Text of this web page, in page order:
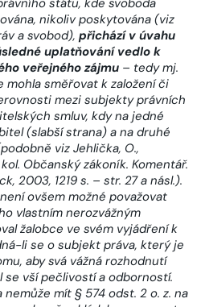
nikoliv poskytována (viz
a svobod), přichází v úvahu
uplatňování vedlo k
veřejného zájmu – tedy mj.
mohla směřovat k založení či
mezi subjekty právních
smluv, kdy na jedné
(slabší strana) a na druhé
viz Jehlička, O.,
Občanský zákoník. Komentář.
2003, 1219 s. – str. 27 a násl.).
ovšem možné považovat
vlastním nerozvážným
žalobce ve svém vyjádření k
li se o subjekt práva, který je
aby svá vážná rozhodnutí
se vší pečlivostí a odborností.
mít § 574 odst. 2 o. z. na